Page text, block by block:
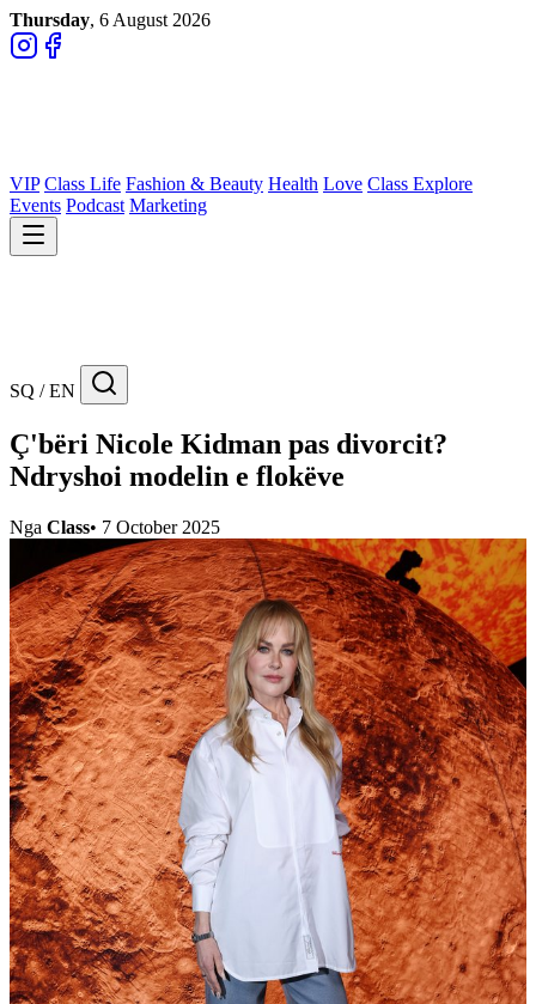
Thursday, 6 August 2026
VIP Class Life Fashion & Beauty Health Love Class Explore
Events Podcast Marketing
SQ / EN
Ç'bëri Nicole Kidman pas divorcit?
Ndryshoi modelin e flokëve
Nga Class• 7 October 2025